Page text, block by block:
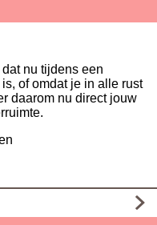
nu tijdens een
of omdat je in alle rust
daarom nu direct jouw